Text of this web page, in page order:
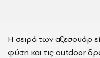
Η σειρά των αξεσουάρ
φύση και τις outdoor